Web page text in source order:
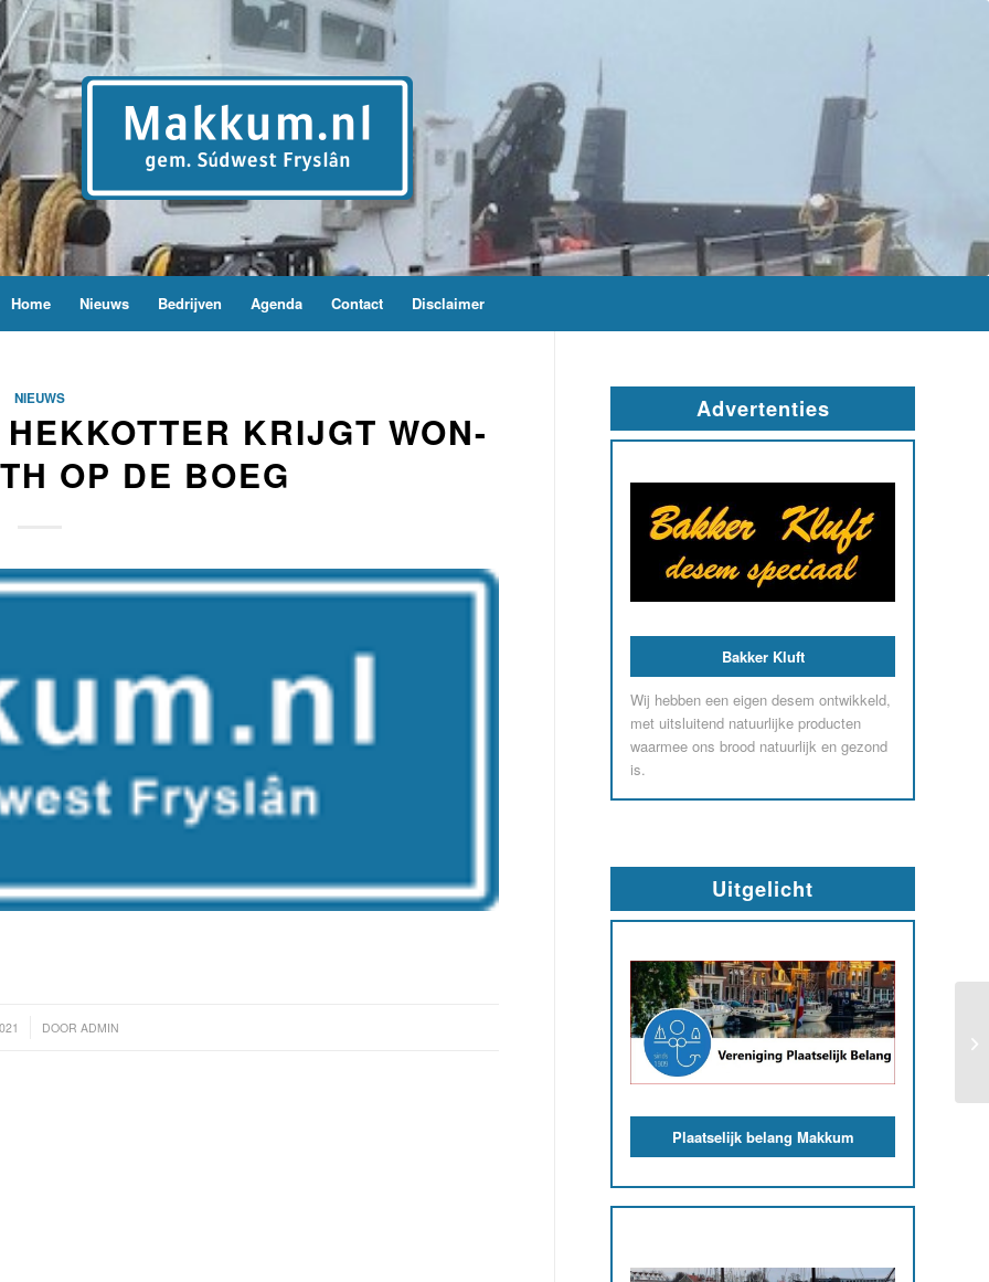
Home Nieuws Bedrijven Agenda Contact Disclaimer
NIEUWS
KRIJGT WON-
OP DE BOEG
DOORADMIN
Advertenties
Bakker Kluft
Wij hebben een eigen desem ontwikkeld,
met uitsluitend natuurlijke producten
waarmee ons brood natuurlijk en gezond
is.
Uitgelicht
Plaatselijk belang Makkum